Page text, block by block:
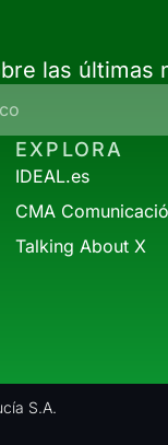
las últimas
EXPLORA
IDEAL.es
CMA
Talking About X
S.A.